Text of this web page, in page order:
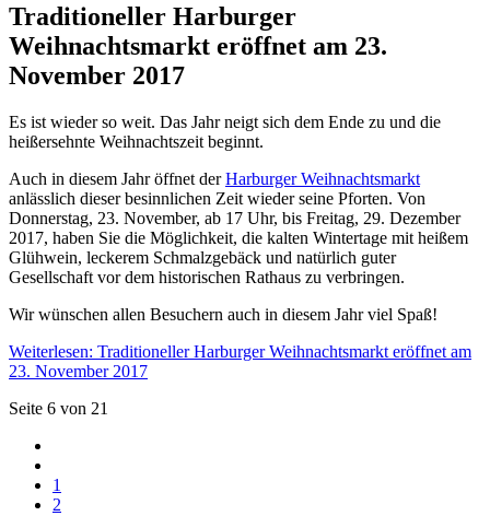
Traditioneller Harburger
Weihnachtsmarkt eröffnet am 23.
November 2017
Es ist wieder so weit. Das Jahr neigt sich dem Ende zu und die
heißersehnte Weihnachtszeit beginnt.
Auch in diesem Jahr öffnet derHarburger Weihnachtsmarkt
anlässlich dieser besinnlichen Zeit wieder seine Pforten. Von
Donnerstag, 23. November, ab 17 Uhr, bis Freitag, 29. Dezember
2017, haben Sie die Möglichkeit, die kalten Wintertage mit heißem
Glühwein, leckerem Schmalzgebäck und natürlich guter
Gesellschaft vor dem historischen Rathaus zu verbringen.
Wir wünschen allen Besuchern auch in diesem Jahr viel Spaß!
Weiterlesen: Traditioneller Harburger Weihnachtsmarkt eröffnet am
23. November 2017
Seite 6 von 21
1
2